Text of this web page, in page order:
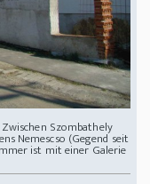
Szombathely
Nemescso (Gegend seit
ist mit einer Galerie